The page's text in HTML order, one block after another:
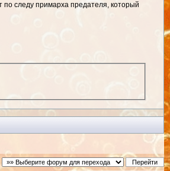
следу примарха предателя, который